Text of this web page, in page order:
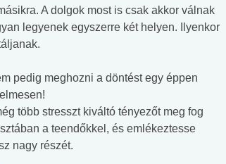
A dolgok most is csak akkor válnak
legyenek egyszerre két helyen. Ilyenkor
pedig meghozni a döntést egy éppen
több stresszt kiváltó tényezőt meg fog
a teendőkkel, és emlékeztesse
nagy részét.